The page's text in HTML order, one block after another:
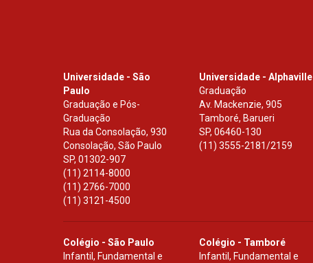
Universidade - São
Paulo
Graduação e Pós-
Graduação
Rua da Consolação, 930
Consolação, São Paulo
SP, 01302-907
(11) 2114-8000
(11) 2766-7000
(11) 3121-4500
Universidade - Alphaville
Graduação
Av. Mackenzie, 905
Tamboré, Barueri
SP,06460-130
(11) 3555-2181/2159
Colégio - São Paulo
Infantil, Fundamental e
Colégio - Tamboré
Infantil, Fundamental e